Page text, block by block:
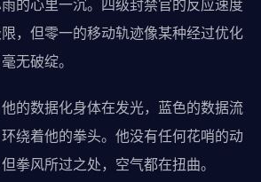
的心里一沉。四级封禁官的反应速度
，但零一的移动轨迹像某种经过优化
无破绽。
的数据化身体在发光，蓝色的数据流
绕着他的拳头。他没有任何花哨的动
拳风所过之处，空气都在扭曲。